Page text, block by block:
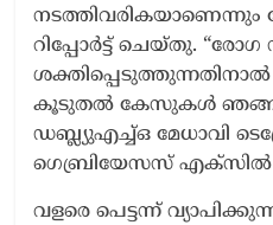
റിപ്പോർട്ട് ചെയ്തു. “രോഗ
കൂടുതൽ കേസുകൾ ഞങ്ങൾ
ഡബ്ല്യുഎച്ച്ഒ മേധാവി
ഗെബ്രിയേസസ്
വളരെ പെട്ടന്ന്